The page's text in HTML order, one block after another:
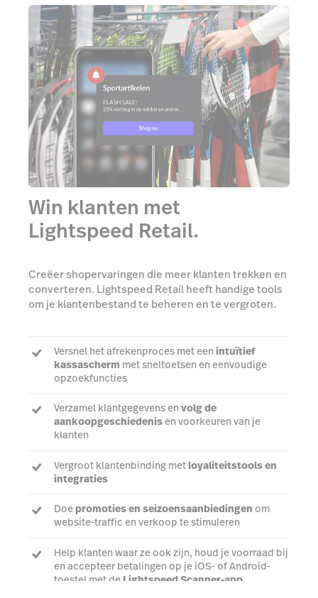
Win klanten met
Lightspeed Retail.
Creëer shopervaringen die meer klanten trekken en
converteren. Lightspeed Retail heeft handige tools
om je klantenbestand te beheren en te vergroten.
Versnel het afrekenproces met een intuïtief
kassascherm met sneltoetsen en eenvoudige
opzoekfuncties
Verzamel klantgegevens en volg de
aankoopgeschiedenisen voorkeuren van je
klanten
Vergroot klantenbinding metloyaliteitstools en
integraties
Doe promoties en seizoensaanbiedingen om
website-traffic en verkoop te stimuleren
Help klanten waar ze ook zijn, houd je voorraad bij
en accepteer betalingen op je iOS- of Android-
toestel met de Lightspeed Scanner-app